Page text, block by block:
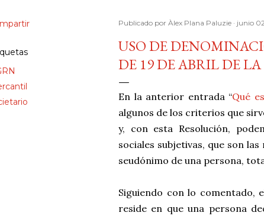
Publicado por Àlex Plana Paluzie junio
USO DE
DE 19 DE ABRIL DE
En la anterior entrada “Qué
algunos de los criterios que
y, con esta Resolución,
sociales subjetivas, que son
seudónimo de una persona,
Siguiendo con lo comentado,
reside en que una persona